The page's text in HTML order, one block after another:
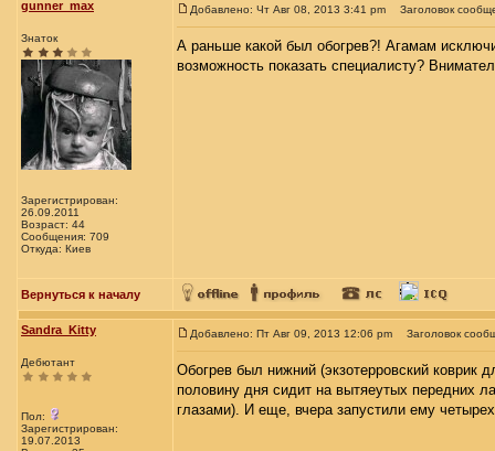
gunner_max
Знаток
Зарегистрирован:
26.09.2011
Возраст: 44
Сообщения: 709
Откуда: Киев
Добавлено: Чт Авг 08, 2013 3:41 pm Заголовок
А раньше какой был обогрев?! Агамам
возможность показать специалисту?
Вернуться к началу
Sandra_Kitty
Дебютант
Пол:
Зарегистрирован:
19.07.2013
Добавлено: Пт Авг 09, 2013 12:06 pm Заголовок
Обогрев был нижний (экзотерровский коврик
половину дня сидит на вытяеутых передних
глазами). И еще, вчера запустили ему